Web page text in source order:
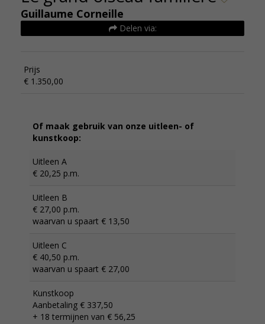
Guillaume Corneille
Delen via:
Prijs
€ 1.350,00
Of maak gebruik van onze uitleen- of
kunstkoop:
Uitleen A
€ 20,25 p.m.
Uitleen B
€ 27,00 p.m.
waarvan u spaart € 13,50
Uitleen C
€ 40,50 p.m.
waarvan u spaart € 27,00
Kunstkoop
Aanbetaling € 337,50
+ 18 termijnen van € 56,25